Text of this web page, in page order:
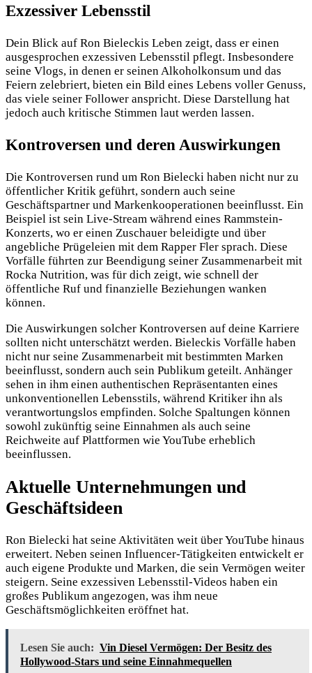
Exzessiver Lebensstil
Dein Blick auf Ron Bieleckis Leben zeigt, dass er einen
ausgesprochen exzessiven Lebensstil pflegt. Insbesondere
seine Vlogs, in denen er seinen Alkoholkonsum und das
Feiern zelebriert, bieten ein Bild eines Lebens voller Genuss,
das viele seiner Follower anspricht. Diese Darstellung hat
jedoch auch kritische Stimmen laut werden lassen.
Kontroversen und deren Auswirkungen
Die Kontroversen rund um Ron Bielecki haben nicht nur zu
öffentlicher Kritik geführt, sondern auch seine
Geschäftspartner und Markenkooperationen beeinflusst. Ein
Beispiel ist sein Live-Stream während eines Rammstein-
Konzerts, wo er einen Zuschauer beleidigte und über
angebliche Prügeleien mit dem Rapper Fler sprach. Diese
Vorfälle führten zur Beendigung seiner Zusammenarbeit mit
Rocka Nutrition, was für dich zeigt, wie schnell der
öffentliche Ruf und finanzielle Beziehungen wanken
können.
Die Auswirkungen solcher Kontroversen auf deine Karriere
sollten nicht unterschätzt werden. Bieleckis Vorfälle haben
nicht nur seine Zusammenarbeit mit bestimmten Marken
beeinflusst, sondern auch sein Publikum geteilt. Anhänger
sehen in ihm einen authentischen Repräsentanten eines
unkonventionellen Lebensstils, während Kritiker ihn als
verantwortungslos empfinden. Solche Spaltungen können
sowohl zukünftig seine Einnahmen als auch seine
Reichweite auf Plattformen wie YouTube erheblich
beeinflussen.
Aktuelle Unternehmungen und
Geschäftsideen
Ron Bielecki hat seine Aktivitäten weit über YouTube hinaus
erweitert. Neben seinen Influencer-Tätigkeiten entwickelt er
auch eigene Produkte und Marken, die sein Vermögen weiter
steigern. Seine exzessiven Lebensstil-Videos haben ein
großes Publikum angezogen, was ihm neue
Geschäftsmöglichkeiten eröffnet hat.
Lesen Sie auch: Vin Diesel Vermögen: Der Besitz des
Hollywood-Stars und seine Einnahmequellen